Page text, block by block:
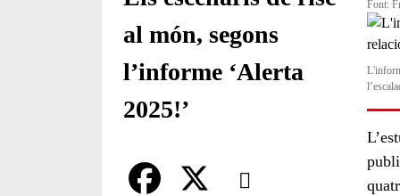
al món, segons
l’informe ‘Alerta
2025!’
Comparteix
Font: